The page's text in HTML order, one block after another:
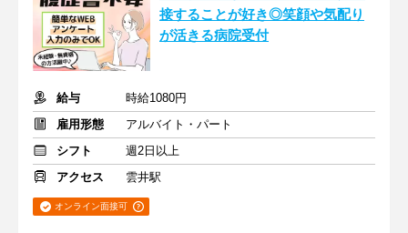
接することが好き◎笑顔や気配り
が活きる病院受付
給与
時給1080円
雇用形態
アルバイト・パート
シフト
週2日以上
アクセス
雲井駅
オンライン面接可